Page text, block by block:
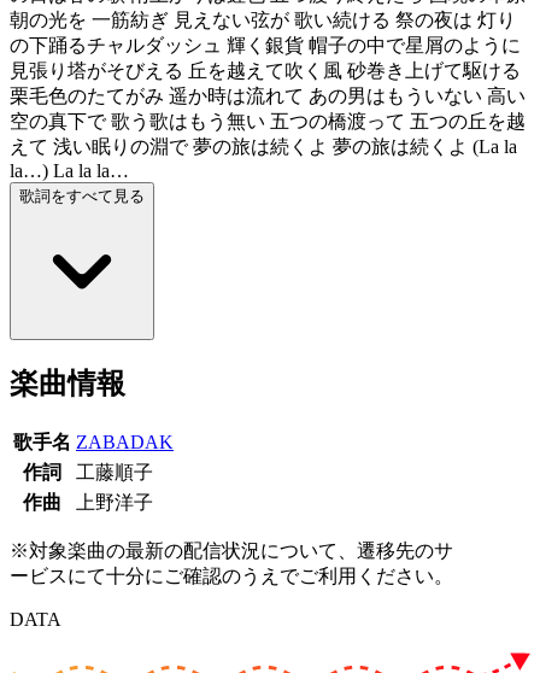
朝の光を 一筋紡ぎ 見えない弦が 歌い続ける 祭の夜は 灯り
の下踊るチャルダッシュ 輝く銀貨 帽子の中で星屑のように
見張り塔がそびえる 丘を越えて吹く風 砂巻き上げて駆ける
栗毛色のたてがみ 遥か時は流れて あの男はもういない 高い
空の真下で 歌う歌はもう無い 五つの橋渡って 五つの丘を越
えて 浅い眠りの淵で 夢の旅は続くよ 夢の旅は続くよ (La la
la…) La la la…
歌詞をすべて見る
楽曲情報
歌手名 ZABADAK
作詞
工藤順子
作曲
上野洋子
※対象楽曲の最新の配信状況について、遷移先のサ
ービスにて十分にご確認のうえでご利用ください。
DATA